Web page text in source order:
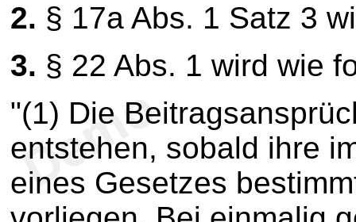
2. § 17a Abs. 1 Satz 3
3. § 22 Abs. 1 wird wie
"(1) Die
entstehen, sobald ihre
eines Gesetzes